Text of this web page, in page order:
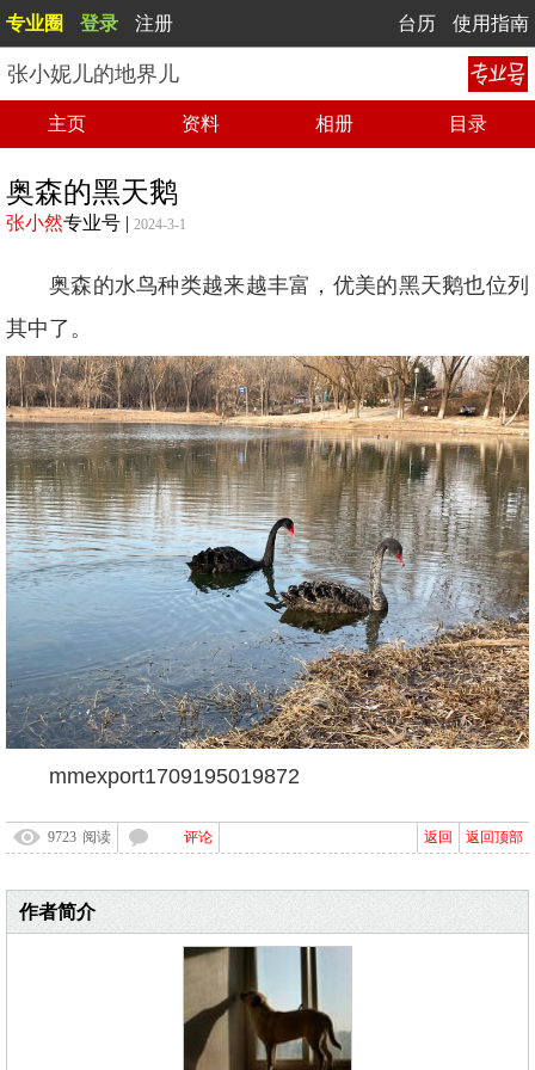
专业圈 登录 注册 台历 使用指南
张小妮儿的地界儿
主页 资料 相册 目录
奥森的黑天鹅
张小然专业号 | 2024-3-1
奥森的水鸟种类越来越丰富，优美的黑天鹅也位列
其中了。
mmexport1709195019872
9723 阅读 评论 返回顶部
返回
作者简介